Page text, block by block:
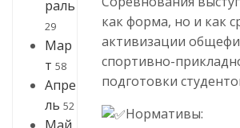
раль
29
Мар
т 58
Апре
ль 52
как форма, но и как
активизации
спортивно-
подготовки
Нормативы: